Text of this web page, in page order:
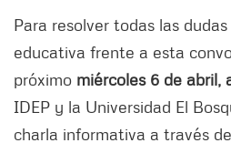
Para resolver todas las
educativa frente a esta
próximo miércoles 6 de abril,
IDEP y la Universidad El
charla informativa a través